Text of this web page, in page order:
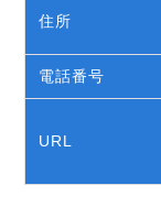
住所
電話番号
URL